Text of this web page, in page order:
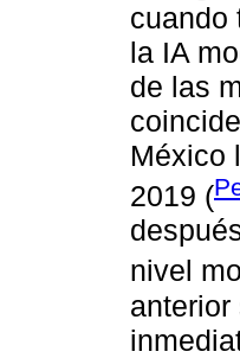
cuando
la IA
de las
México
2019 (
nivel